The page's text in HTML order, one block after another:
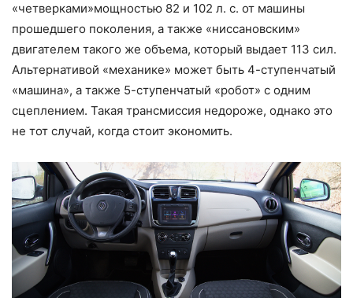
«четверками»мощностью 82 и 102 л. с. от машины
прошедшего поколения, а также «ниссановским»
двигателем такого же объема, который выдает 113 сил.
Альтернативой «механике» может быть 4-ступенчатый
«машина», а также 5-ступенчатый «робот» с одним
сцеплением. Такая трансмиссия недороже, однако это
не тот случай, когда стоит экономить.